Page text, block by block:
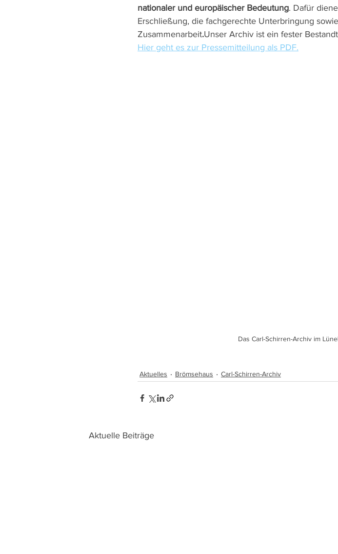
nationaler und europäischer Bedeutung. Dafür
Erschließung, die fachgerechte Unterbringung
Zusammenarbeit.Unser Archiv ist ein fester
Hier geht es zur Pressemitteilung als PDF.
Das Carl-Schirren-Archiv im
Aktuelles Brömsehaus Carl-Schirren-Archiv
Aktuelle Beiträge